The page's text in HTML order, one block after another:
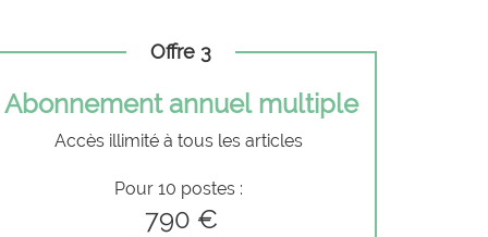
Offre 3
Abonnement annuel multiple
Accès illimité à tous les articles
Pour 10 postes :
790 €